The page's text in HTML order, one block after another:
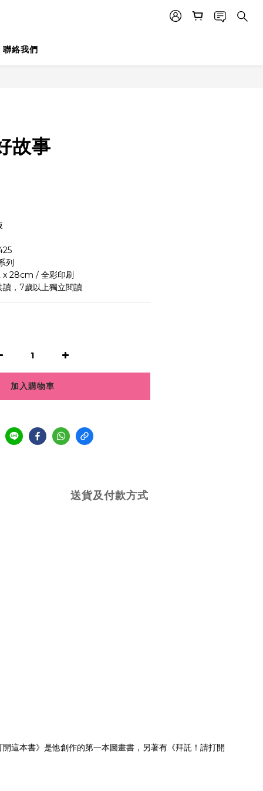
聯絡我們
故事
列
x 28cm / 全彩印刷
，7歲以上獨立閱讀
加入購物車
送貨及付款方式
這本書》是他創作的第一本圖畫書，另著有《拜託！請打開